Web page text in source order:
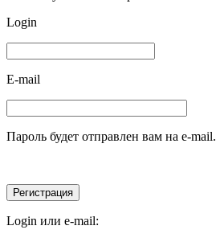
Login
E-mail
Пароль будет отправлен вам на e-mail.
Login или e-mail: